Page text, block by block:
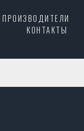
ПРОИЗВОДИТЕЛИ
КОНТАКТЫ